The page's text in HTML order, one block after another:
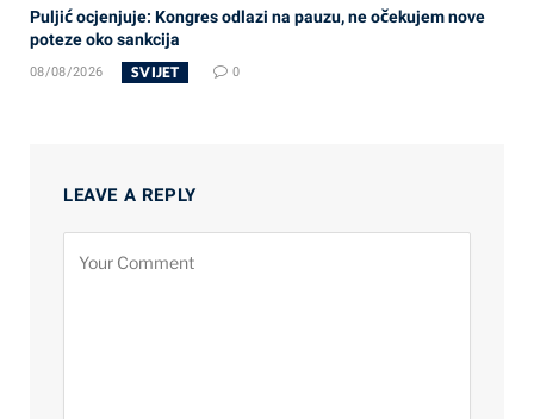
Puljić ocjenjuje: Kongres odlazi na pauzu, ne očekujem nove
poteze oko sankcija
08/08/2026 SVIJET 0
LEAVE A REPLY